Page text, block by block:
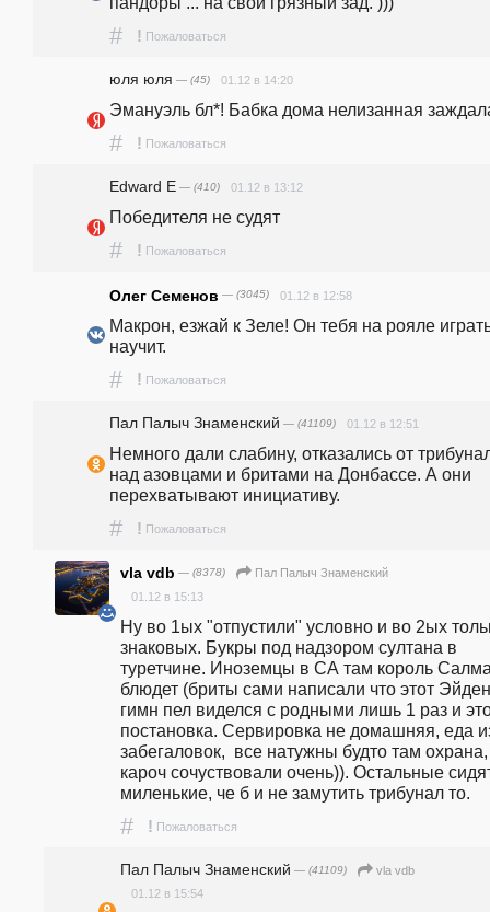
# ! Пожаловаться
юля юля — (45) 01.12 в 14:20
Эмануэль бл*! Бабка дома нелизанная
# ! Пожаловаться
Edward E — (410) 01.12 в 13:12
Победителя не судят
# ! Пожаловаться
Олег Семенов — (3045) 01.12 в 12:58
Макрон, езжай к Зеле! Он тебя на рояле
научит.
# ! Пожаловаться
Пал Палыч Знаменский — (41109) 01.12 в 12:51
Немного дали слабину, отказались от
над азовцами и бритами на Донбассе. А они
перехватывают инициативу.
# ! Пожаловаться
vla vdb — (8378)
Пал Палыч Знаменский
01.12 в 15:13
Ну во 1ых "отпустили" условно и во 2ых
знаковых. Букры под надзором султана в
туретчине. Иноземцы в СА там король
блюдет (бриты сами написали что этот Эйден
гимн пел виделся с родными лишь 1 раз и
постановка. Сервировка не домашняя, еда
забегаловок,  все натужны будто там охрана,
кароч сочуствовали очень)). Остальные
миленькие, че б и не замутить трибунал то.
# ! Пожаловаться
Пал Палыч Знаменский — (41109)
vla vdb
01.12 в 15:54